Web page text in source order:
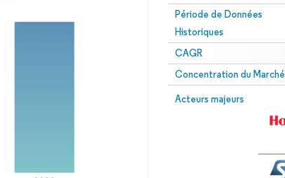
Période de Données
Historiques
CAGR
Concentration du Marché
Acteurs majeurs